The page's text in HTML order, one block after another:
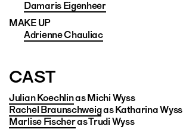
Damaris Eigenheer
MAKE UP
Adrienne Chauliac
CAST
Julian Koechlinas Michi Wyss
Rachel Braunschweigas Katharina Wyss
Marlise Fischeras Trudi Wyss